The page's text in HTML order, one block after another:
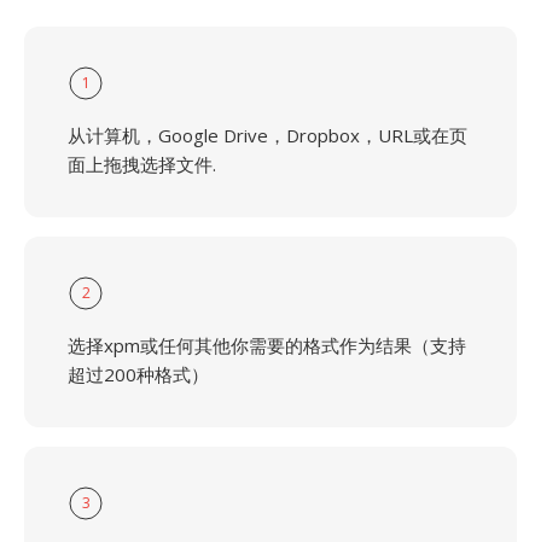
1
从计算机，Google Drive，Dropbox，URL或在页
面上拖拽选择文件.
2
选择xpm或任何其他你需要的格式作为结果（支持
超过200种格式）
3